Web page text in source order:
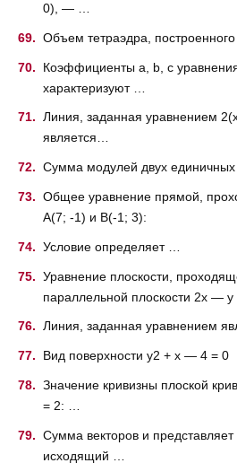
0), — …
Объем тетраэдра, построенного
Коэффициенты a, b, c
характеризуют …
Линия, заданная уравнением
является…
Сумма модулей двух
Общее уравнение прямой,
A(7; -1) и B(-1; 3):
Условие определяет …
Уравнение плоскости,
параллельной плоскости 2x — y
Линия, заданная уравнением
Вид поверхности y2 + x — 4 = 0
Значение кривизны плоской
= 2: …
Сумма векторов и представляет
исходящий …